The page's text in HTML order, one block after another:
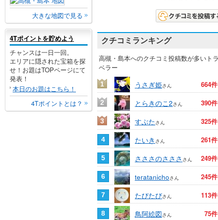
クチコミランキング
高槻・島本へのクチコミ投稿数が多いト
ベラー
1 うさぎ姫さん 664件
2 とらきのこ2さん 390件
3 すぶたさん 325件
4 たいき さん 261件
5 さささのさささ さん 249件
6 teratanichoさん 245件
7 たびたびさん 113件
8 鳥阿絵図さん 75件
大きな地図で見る
4Tポイントを貯めよう
チャンスは一日一回。
エリアに隠された宝箱を探
せ！お題はTOPページにて
発表！
本日のお題はこちら！
4Tポイントとは？